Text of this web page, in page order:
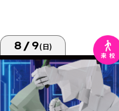
8/9(日)